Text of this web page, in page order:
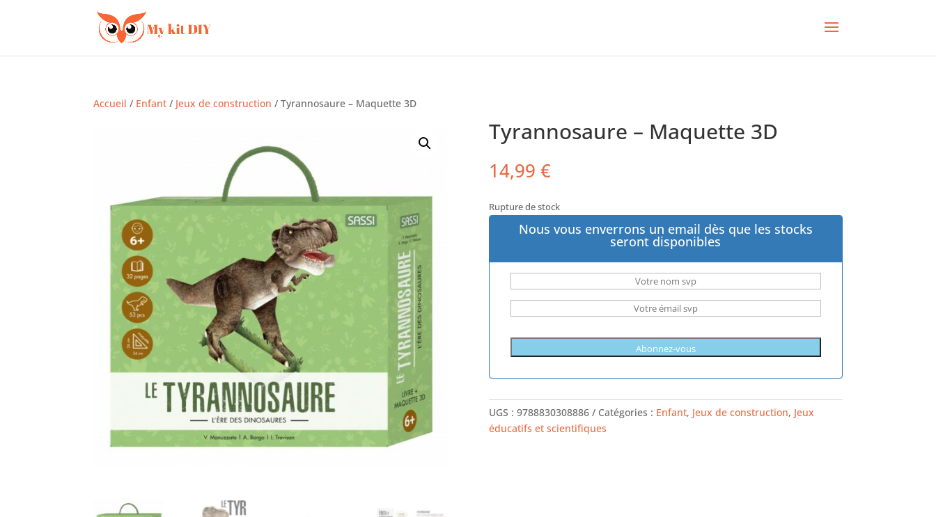
Accueil / Enfant / Jeux de construction / Tyrannosaure – Maquette 3D
Tyrannosaure – Maquette 3D
14,99 €
Rupture de stock
Nous vous enverrons un email dès que les stocks
seront disponibles
UGS : 9788830308886 Catégories : Enfant, Jeux de construction, Jeux
éducatifs et scientifiques